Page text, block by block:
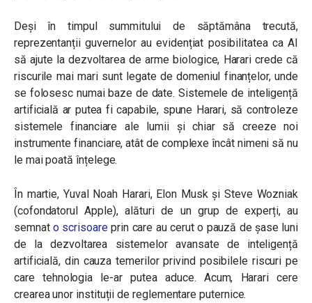
Deși în timpul summitului de săptămâna trecută,
reprezentanții guvernelor au evidențiat posibilitatea ca AI
să ajute la dezvoltarea de arme biologice, Harari crede că
riscurile mai mari sunt legate de domeniul finanțelor, unde
se folosesc numai baze de date. Sistemele de inteligență
artificială ar putea fi capabile, spune Harari, să controleze
sistemele financiare ale lumii și chiar să creeze noi
instrumente financiare, atât de complexe încât nimeni să nu
le mai poată înțelege.
În martie, Yuval Noah Harari, Elon Musk și Steve Wozniak
(cofondatorul Apple), alături de un grup de experți, au
semnato scrisoareprin care au cerut o pauză de șase luni
de la dezvoltarea sistemelor avansate de inteligență
artificială, din cauza temerilor privind posibilele riscuri pe
care tehnologia le-ar putea aduce. Acum, Harari cere
crearea unor instituții de reglementare puternice.